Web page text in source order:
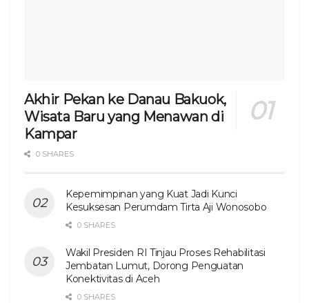
Akhir Pekan ke Danau Bakuok,
Wisata Baru yang Menawan di
Kampar
0 SHARES
Kepemimpinan yang Kuat Jadi Kunci
Kesuksesan Perumdam Tirta Aji Wonosobo
0 SHARES
Wakil Presiden RI Tinjau Proses Rehabilitasi
Jembatan Lumut, Dorong Penguatan
Konektivitas di Aceh
0 SHARES